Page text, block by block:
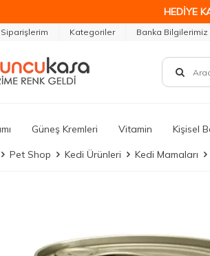
HEDİYE
Siparişlerim Kategoriler Banka Bilgilerimiz
Güneş Kremleri Vitamin Kişisel
Pet Shop Kedi Ürünleri Kedi Mamaları